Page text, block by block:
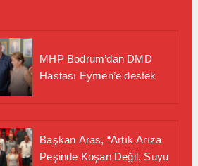
MHP Bodrum’dan DMD
Hastası Eymen’e destek
Başkan Aras, “Artık Arıza
Peşinde Koşan Değil, Suyu